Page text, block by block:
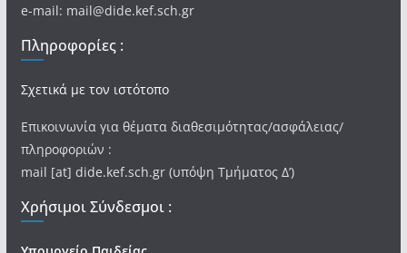
e-mail: mail@dide.kef.sch.gr
Πληροφορίες :
Σχετικά με τον ιστότοπο
Επικοινωνία για θέματα διαθεσιμότητας/ασφάλειας/
πληροφοριών :
mail [at] dide.kef.sch.gr (υπόψη Τμήματος Δ’)
Χρήσιμοι Σύνδεσμοι :